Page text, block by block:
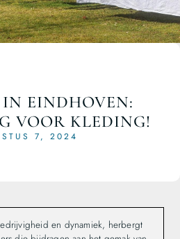
IN EINDHOVEN:
VOOR KLEDING!
7, 2024
en dynamiek, herbergt